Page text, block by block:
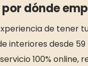
dónde
de tener
interiores desde
100% online,